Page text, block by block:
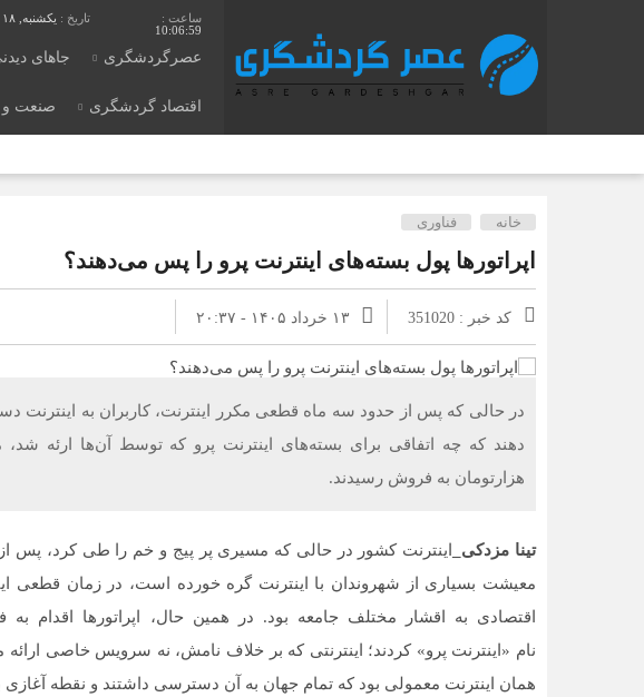
10:06:59
تاریخ : یکشنبه, ۱۸ مرداد , ۱۴۰۵
عصرگردشگری جاهای
اقتصاد گردشگری صنعت و
خانه فناوری
اپراتورها پول بسته‌های اینترنت پرو را پس می‌دهند؟
کد خبر : 351020 ۱۳ خرداد ۱۴۰۵ - ۲۰:۳۷
در حالی که پس از حدود سه ماه قطعی مکرر اینترنت، کاربران به اینترنت
هزارتومان به فروش رسیدند.
تینا مزدکی_ اینترنت کشور در حالی که مسیری پر پیج و خم را طی کرد،
معیشت بسیاری از شهروندان با اینترنت گره خورده است، در زمان قطعی
اقتصادی به اقشار مختلف جامعه بود. در همین حال، اپراتورها اقدام
نام «اینترنت پرو» کردند؛ اینترنتی که بر خلاف نامش، نه سرویس خاصی
همان اینترنت معمولی بود که تمام جهان به آن دسترسی داشتند و نقطه آغازی
کارشناس روابط
در بسیاری از هتل‌های استانبول،
فصل کم‌گردشگر باعث کاهش
قابل‌توجه قیمت‌ها می‌شود. البته
داودی
واقعاً رزرو هتل در زمستان
اختلاف قیمت محسوسی با
فصل‌های شلوغ دارد یا فقط در